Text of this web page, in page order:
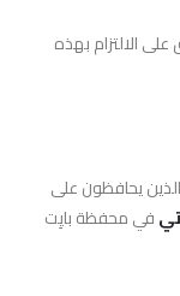
الالتزام بهذه
يحافظون على
في محفظة بايِت